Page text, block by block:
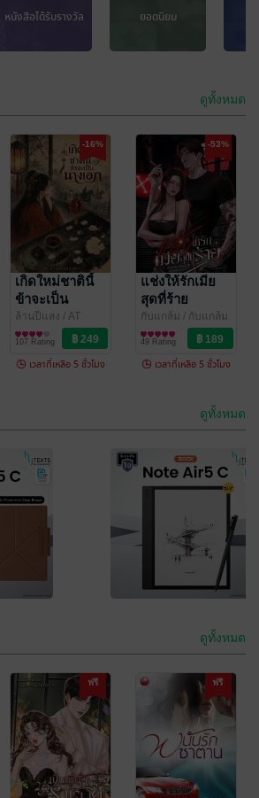
People (หนังสือ
เสียง)
ชาร์ด เทมพลาร์)/ ซี
เอ็ดยูเคชั่น
พัฒนาตนเอง
No Rating
หนังสือได้รับรางวัล ยอดนิยม
ดูทั้งหมด
-16%
เกิดใหม่ชาตินี้
ข้าจะเป็น
นางเอก เล่ม 2
(จบ )
ล้านปีแสง / AT
NOVEL
นิยายรักจีนโบราณ
107 Rating
เวลาที่เหลือ 5 ชั่วโมง
-53%
แช่งให้รักเมีย
สุดที่ร้าย
กับแกล้ม / กับแกล้ม
ม
นิยายรัก
49 Rating
เวลาที่เหลือ 5 ชั่วโมง
ในวันที่สามีได้ดี
ลูกหนีจาก 他飞
黄腾达后，我
อี้ซิน/ NSK Books
นิยายรักจีนโบราณ
ดูทั้งหมด
ดูทั้งหมด
ฟรี ฟรี